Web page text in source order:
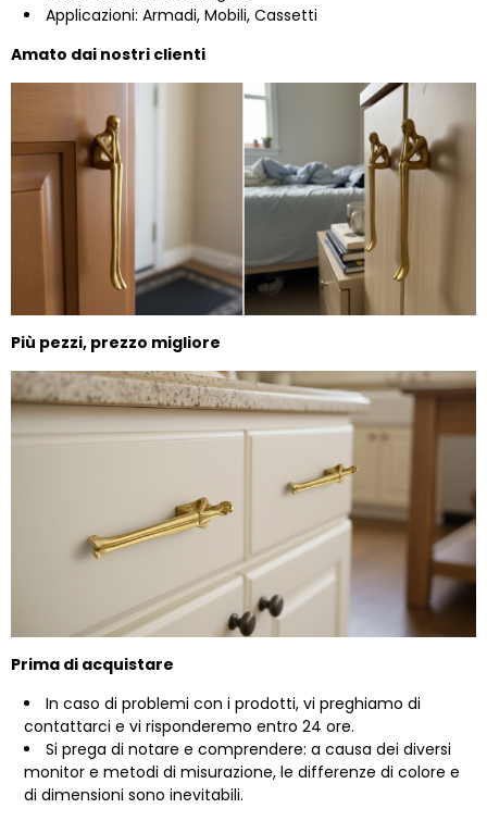
Applicazioni: Armadi, Mobili, Cassetti
Amato dai nostri clienti
Più pezzi, prezzo migliore
Prima di acquistare
In caso di problemi con i prodotti, vi preghiamo di
contattarci e vi risponderemo entro 24 ore.
Si prega di notare e comprendere: a causa dei diversi
monitor e metodi di misurazione, le differenze di colore e
di dimensioni sono inevitabili.